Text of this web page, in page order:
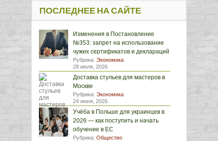
ПОСЛЕДНЕЕ НА САЙТЕ
Изменения в Постановление
№353: запрет на использование
чужих сертификатов и деклараций
Рубрика: Экономика
28 июля, 2026
Доставка стульев для мастеров в
Москве
Рубрика: Экономика
24 июня, 2026
Учёба в Польше для украинцев в
2026 — как поступить и начать
обучение в ЕС
Рубрика: Общество